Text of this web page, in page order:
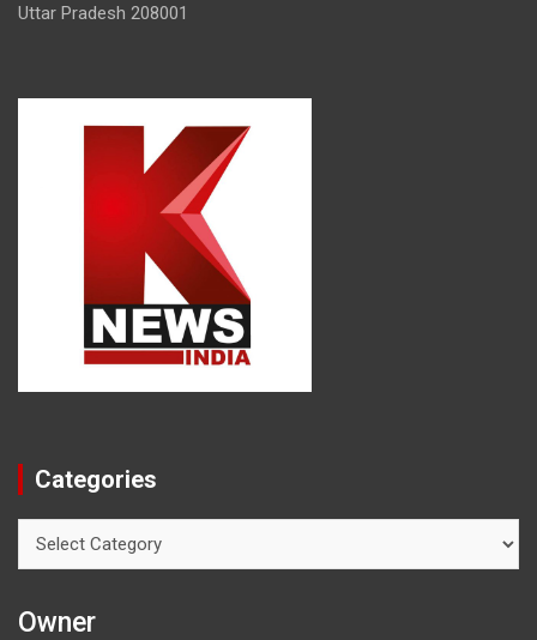
Uttar Pradesh 208001
Categories
Owner